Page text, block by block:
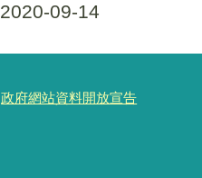
2020-09-14
政府網站資料開放宣告